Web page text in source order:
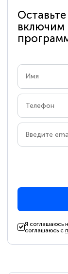
включим
Я соглашаюсь
соглашаюсь с